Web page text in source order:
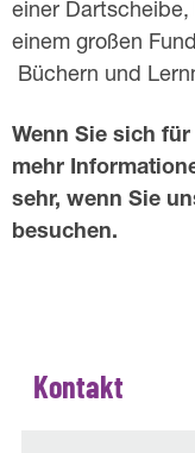
einer
einem großen
Büchern und
Wenn Sie sich
mehr
sehr, wenn Sie
besuchen.
Kontakt